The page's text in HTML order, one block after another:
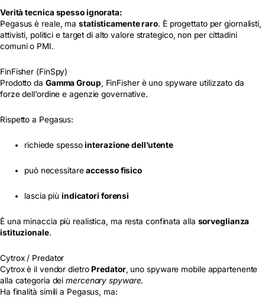
Verità tecnica spesso ignorata:
Pegasus è reale, ma statisticamente raro. È progettato per giornalisti,
attivisti, politici e target di alto valore strategico, non per cittadini
comuni o PMI.
FinFisher (FinSpy)
Prodotto da Gamma Group , FinFisher è uno spyware utilizzato da
forze dell’ordine e agenzie governative.
Rispetto a Pegasus:
richiede spessointerazione dell’utente
può necessitareaccesso fisico
lascia più indicatori forensi
È una minaccia più realistica, ma resta confinata alla sorveglianza
istituzionale.
Cytrox / Predator
Cytrox è il vendor dietroPredator, uno spyware mobile appartenente
alla categoria deimercenary spyware.
Ha finalità simili a Pegasus, ma: